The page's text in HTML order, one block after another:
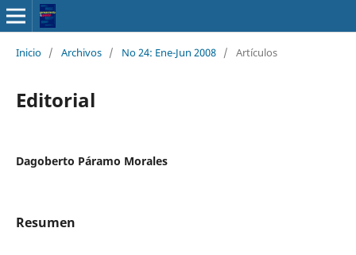
Inicio / Archivos / No 24: Ene-Jun 2008 / Artículos
Editorial
Dagoberto Páramo Morales
Resumen